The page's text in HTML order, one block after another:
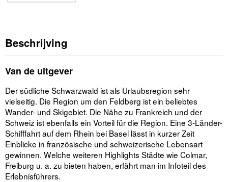
Beschrijving
Van de uitgever
Der südliche Schwarzwald ist als Urlaubsregion sehr
vielseitig. Die Region um den Feldberg ist ein beliebtes
Wander- und Skigebiet. Die Nähe zu Frankreich und der
Schweiz ist ebenfalls ein Vorteil für die Region. Eine 3-Länder-
Schifffahrt auf dem Rhein bei Basel lässt in kurzer Zeit
Einblicke in französische und schweizerische Lebensart
gewinnen. Welche weiteren Highlights Städte wie Colmar,
Freiburg u. a. zu bieten haben, erfährt man im Infoteil des
Erlebnisführers.